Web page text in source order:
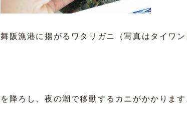
舞阪漁港に揚がるワタリガニ（写真はタイワ
を降ろし、夜の潮で移動するカニがかかりま